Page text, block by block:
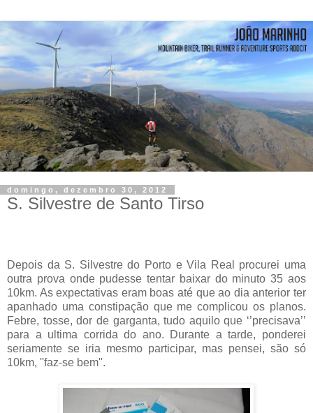
domingo, dezembro 30, 2012
S. Silvestre de Santo Tirso
Depois da S. Silvestre do Porto e Vila Real procurei uma
outra prova onde pudesse tentar baixar do minuto 35 aos
10km. As expectativas eram boas até que ao dia anterior ter
apanhado uma constipação que me complicou os planos.
Febre, tosse, dor de garganta, tudo aquilo que ‘’precisava’’
para a ultima corrida do ano. Durante a tarde, ponderei
seriamente se iria mesmo participar, mas pensei, são só
10km, ''faz-se bem''.